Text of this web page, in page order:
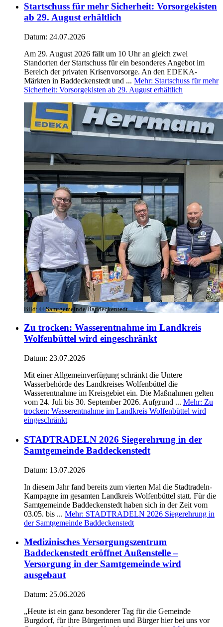
Startschuss für mehr Sicherheit: Vorsorgekisten
ab 29. August erhältlich
Datum: 24.07.2026
Am 29. August 2026 fällt um 10 Uhr an gleich zwei
Standorten der Startschuss für ein besonderes Angebot im
Bereich der privaten Krisenvorsorge. An den EDEKA-
Märkten in Baddeckenstedt und ... Mehr: Startschuss für mehr
Sicherheit: Vorsorgekisten ab 29. August erhältlich
Bild: © Samtgemeinde Baddeckentedt
Zu trocken: Wasserentnahme im Landkreis
Wolfenbüttel wird eingeschränkt
Datum: 23.07.2026
Mit einer Allgemeinverfügung schränkt die Untere
Wasserbehörde des Landkreises Wolfenbüttel die
Wasserentnahme im Kreisgebiet ein. Die Maßnahmen gelten
vom 24. Juli bis 30. September 2026. Aufgrund ... Mehr: Zu
trocken: Wasserentnahme im Landkreis Wolfenbüttel wird
eingeschränkt
STADTRADELN 2026 Siegerehrung in der
Samtgemeinde Baddeckenstedt
Datum: 13.07.2026
In diesem Jahr fand bereits zum vierten Mal die Stadtradeln-
Kampagne im gesamten Landkreis Wolfenbüttel statt. Für die
Samtgemeinde Baddeckenstedt haben sich in der Zeit vom
03.05. bis ... Mehr: STADTRADELN 2026 Siegerehrung in
der Samtgemeinde Baddeckenstedt
Medizinisches Versorgungszentrum
Baddeckenstedt eröffnet Außenstelle –
Versorgung in der Samtgemeinde wird
ausgebaut
Datum: 25.06.2026
„Heute ist ein ganz besonderer Tag für die Gemeinde
Burgdorf, für ihre Bürgerinnen und Bürger hier bei uns vor